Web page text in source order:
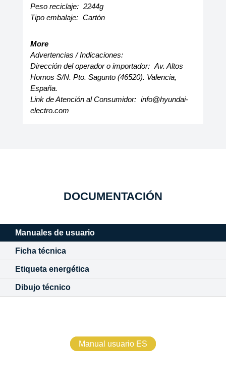
Peso reciclaje: 2244g
Tipo embalaje: Cartón
More
Advertencias / Indicaciones:
Dirección del operador o importador: Av. Altos
Hornos S/N. Pto. Sagunto (46520). Valencia,
España.
Link de Atención al Consumidor: info@hyundai-
electro.com
DOCUMENTACIÓN
Manuales de usuario
Ficha técnica
Etiqueta energética
Dibujo técnico
Manual usuario ES